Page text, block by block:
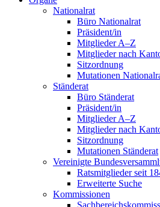
Nationalrat
Büro Nationalrat
Präsident/in
Mitglieder A–Z
Mitglieder nach
Sitzordnung
Mutationen
Ständerat
Büro Ständerat
Präsident/in
Mitglieder A–Z
Mitglieder nach
Sitzordnung
Mutationen Ständerat
Vereinigte
Ratsmitglieder seit
Erweiterte Suche
Kommissionen